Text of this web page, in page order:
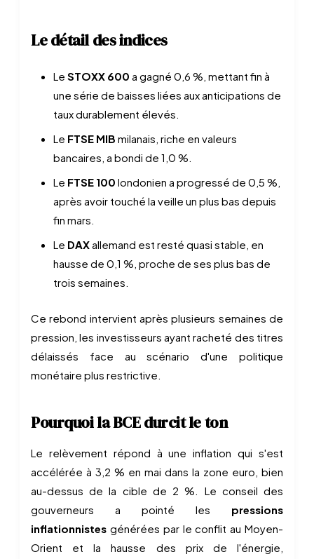
Le détail des indices
Le STOXX 600 a gagné 0,6 %, mettant fin à
une série de baisses liées aux anticipations de
taux durablement élevés.
Le FTSE MIB milanais, riche en valeurs
bancaires, a bondi de 1,0 %.
Le FTSE 100 londonien a progressé de 0,5 %,
après avoir touché la veille un plus bas depuis
fin mars.
Le DAXallemand est resté quasi stable, en
hausse de 0,1 %, proche de ses plus bas de
trois semaines.
Ce rebond intervient après plusieurs semaines de
pression, les investisseurs ayant racheté des titres
délaissés face au scénario d'une politique
monétaire plus restrictive.
Pourquoi la BCE durcit le ton
Le relèvement répond à une inflation qui s'est
accélérée à 3,2 % en mai dans la zone euro, bien
au-dessus de la cible de 2 %. Le conseil des
gouverneurs a pointé les pressions
inflationnistes générées par le conflit au Moyen-
Orient et la hausse des prix de l'énergie,